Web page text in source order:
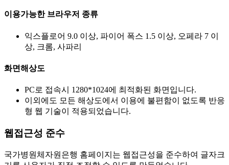
이용가능한 브라우저 종류
익스플로어 9.0 이상, 파이어 폭스 1.5 이상, 오페라 7 이
상, 크롬, 사파리
화면해상도
PC로 접속시 1280*1024에 최적화된 화면입니다.
이외에도 모든 해상도에서 이용에 불편함이 없도록 반응
형 웹 기술이 적용되었습니다.
웹접근성 준수
국가병원체자원은행 홈페이지는 웹접근성을 준수하여 글자크